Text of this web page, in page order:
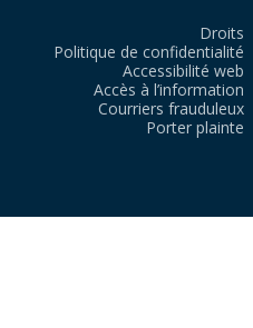
Droits
Politique de confidentialité
Accessibilité web
Accès à l’information
Courriers frauduleux
Porter plainte